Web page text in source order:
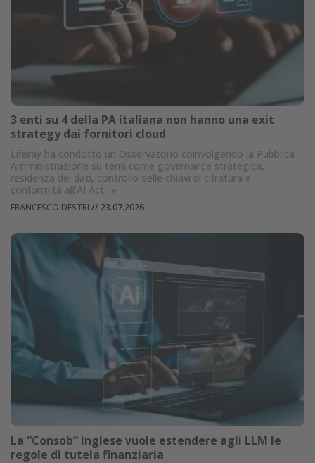
3 enti su 4 della PA italiana non hanno una exit
strategy dai fornitori cloud
Liferay ha condotto un Osservatorio coinvolgendo la Pubblica
Amministrazione su temi come governance strategica,
residenza dei dati, controllo delle chiavi di cifratura e
conformità all'AI Act. »
FRANCESCO DESTRI // 23.07.2026
La “Consob” inglese vuole estendere agli LLM le
regole di tutela finanziaria